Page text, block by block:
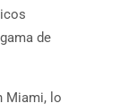
de
Miami, lo